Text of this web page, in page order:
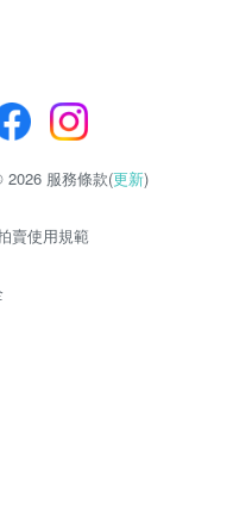
2026 服務條款(更新)
賣使用規範